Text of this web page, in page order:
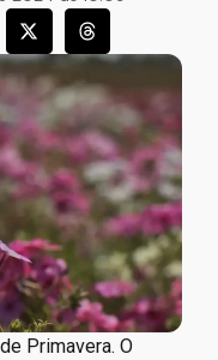
Primavera. O